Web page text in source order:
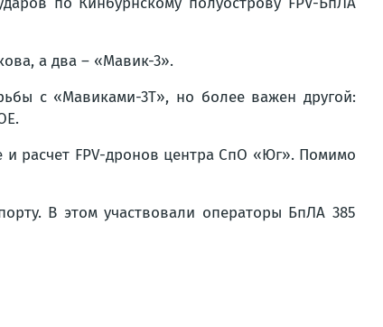
а два – «Мавик-3».
с «Мавиками-3Т», но более важен другой:
и расчет FPV-дронов центра СпО «Юг». Помимо
В этом участвовали операторы БпЛА 385